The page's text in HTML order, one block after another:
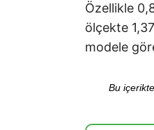
Özellikle
ölçekte
modele
Bu